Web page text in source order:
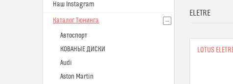
ELETRE
LOTUS
Наш Instagram
Каталог Тюнинга
Автоспорт
КОВАНЫЕ ДИСКИ
Audi
Aston Martin